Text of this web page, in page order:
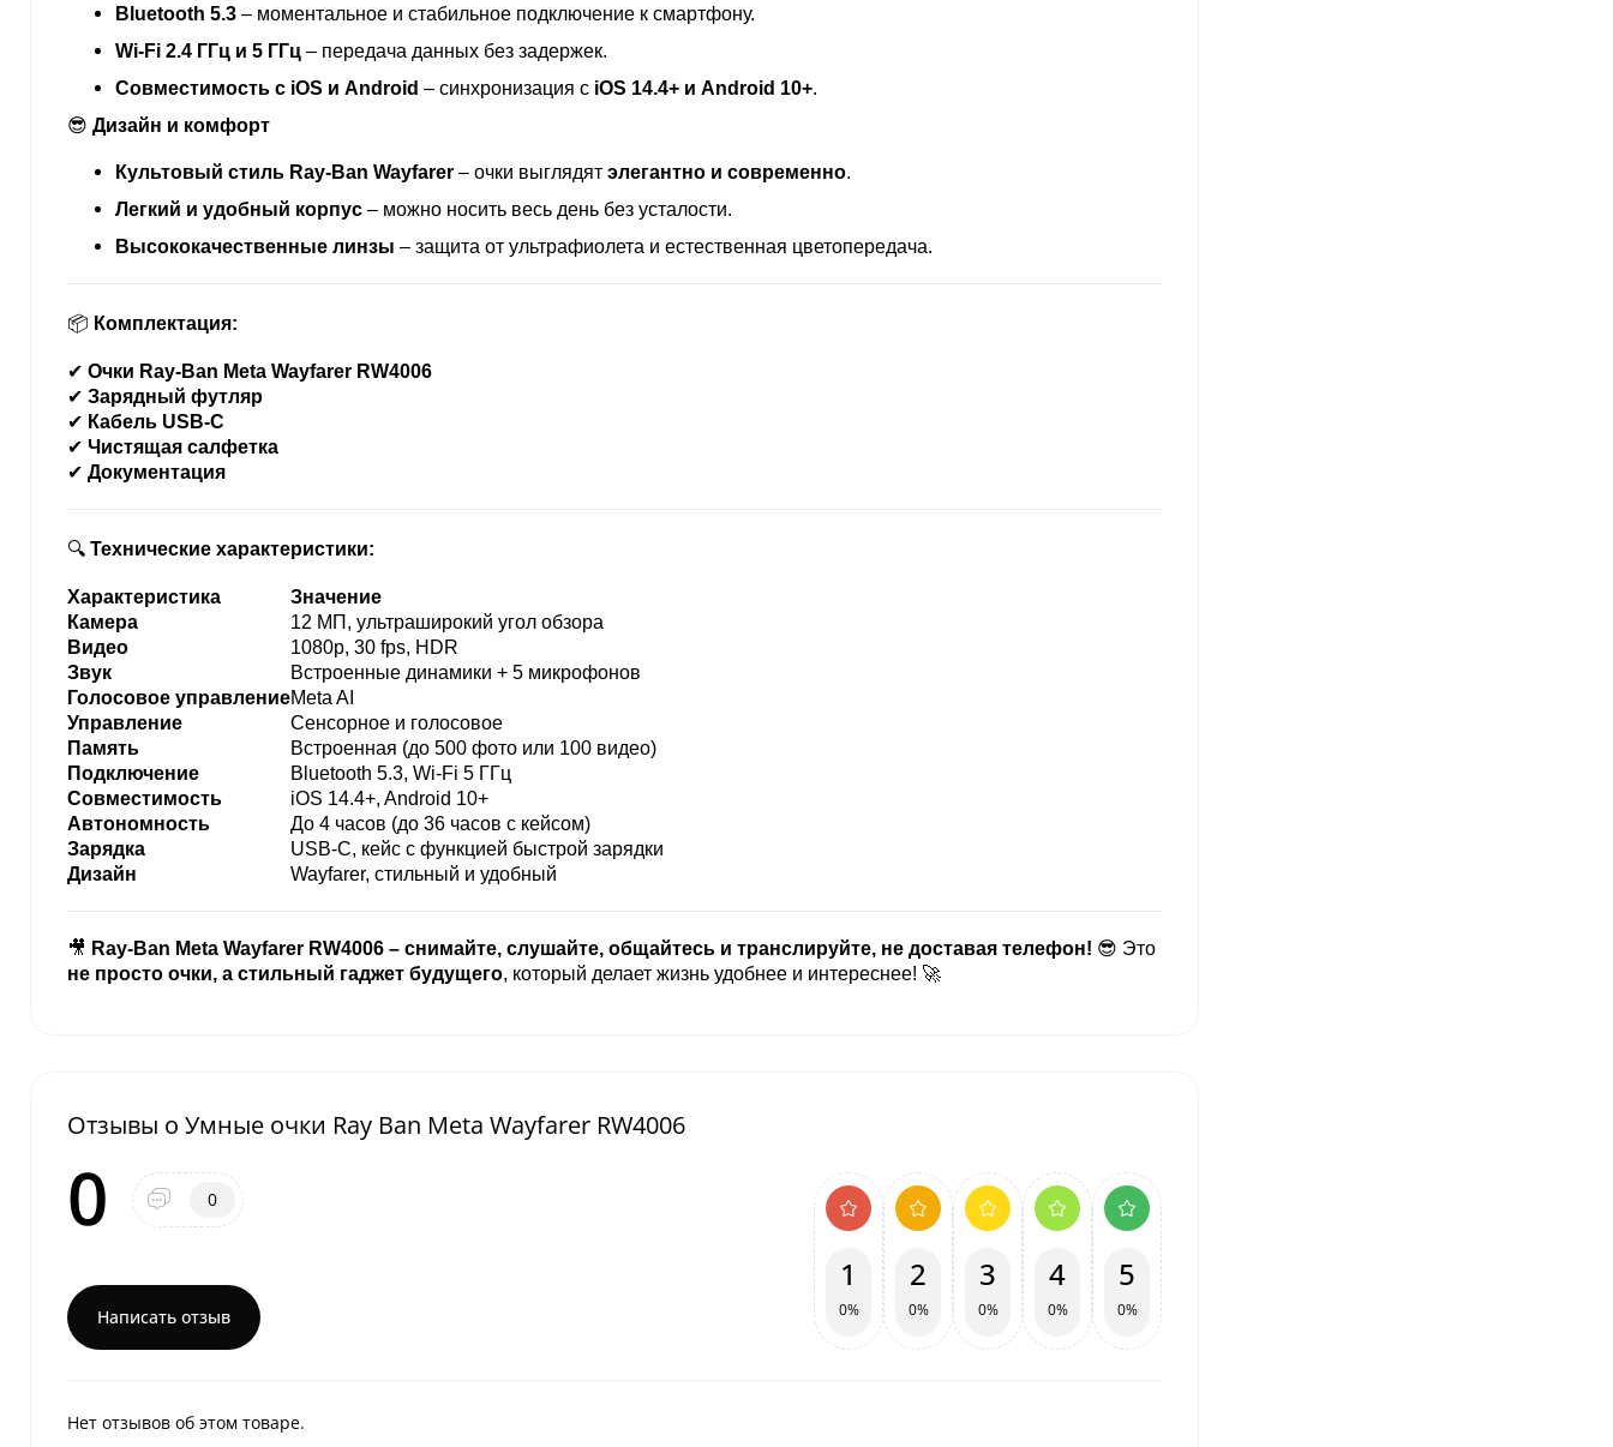
Bluetooth 5.3 – моментальное и стабильное подключение к смартфону.
Wi-Fi 2.4 ГГц и 5 ГГц – передача данных без задержек.
Совместимость с iOS и Android – синхронизация с iOS 14.4+ и Android 10+.
😎 Дизайн и комфорт
Культовый стиль Ray-Ban Wayfarer – очки выглядят элегантно и современно.
Легкий и удобный корпус – можно носить весь день без усталости.
Высококачественные линзы – защита от ультрафиолета и естественная цветопередача.
📦 Комплектация:
✔ Очки Ray-Ban Meta Wayfarer RW4006
✔ Зарядный футляр
✔ Кабель USB-C
✔ Чистящая салфетка
✔ Документация
🔍 Технические характеристики:
Характеристика
Значение
Камера
12 МП, ультраширокий угол обзора
Видео
1080p, 30 fps, HDR
Звук
Встроенные динамики + 5 микрофонов
Голосовое управлениеMeta AI
Управление
Сенсорное и голосовое
Память
Встроенная (до 500 фото или 100 видео)
Подключение
Bluetooth 5.3, Wi-Fi 5 ГГц
Совместимость
iOS 14.4+, Android 10+
Автономность
До 4 часов (до 36 часов с кейсом)
Зарядка
USB-C, кейс с функцией быстрой зарядки
Дизайн
Wayfarer, стильный и удобный
🎥 Ray-Ban Meta Wayfarer RW4006 – снимайте, слушайте, общайтесь и транслируйте, не доставая телефон! 😎 Это
не просто очки, а стильный гаджет будущего, который делает жизнь удобнее и интереснее! 🚀
Отзывы о Умные очки Ray Ban Meta Wayfarer RW4006
0 0
Написать отзыв
1
0%
2
0%
3
0%
4
0%
5
0%
Нет отзывов об этом товаре.